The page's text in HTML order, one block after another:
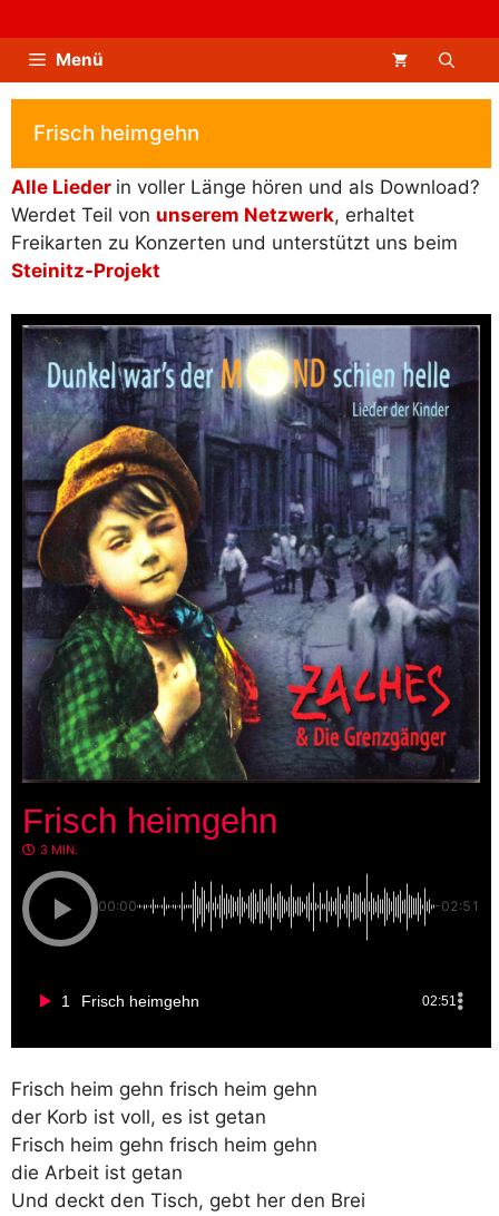
Inhalt
springenMenü
Frisch heimgehn
Alle Lieder in voller Länge hören und als Download?
Werdet Teil von unserem Netzwerk, erhaltet
Freikarten zu Konzerten und unterstützt uns beim
Steinitz-Projekt
Frisch heimgehn
3 MIN.
00:00 -02:51
1 Frisch heimgehn 02:51
Frisch heim gehn frisch heim gehn
der Korb ist voll, es ist getan
Frisch heim gehn frisch heim gehn
die Arbeit ist getan
Und deckt den Tisch, gebt her den Brei